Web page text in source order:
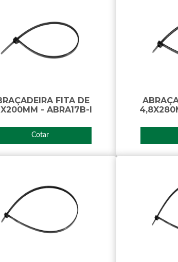
FITA DE
- ABRA17B-I
Cotar